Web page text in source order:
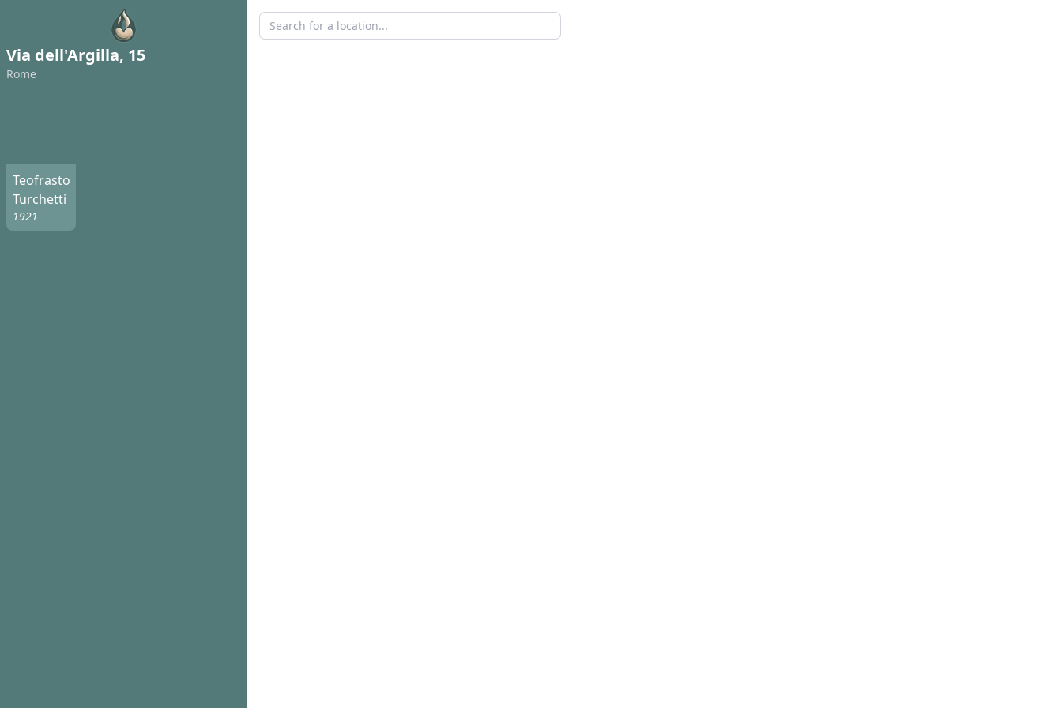
Via dell'Argilla, 15
Rome
Teofrasto
Turchetti
1921